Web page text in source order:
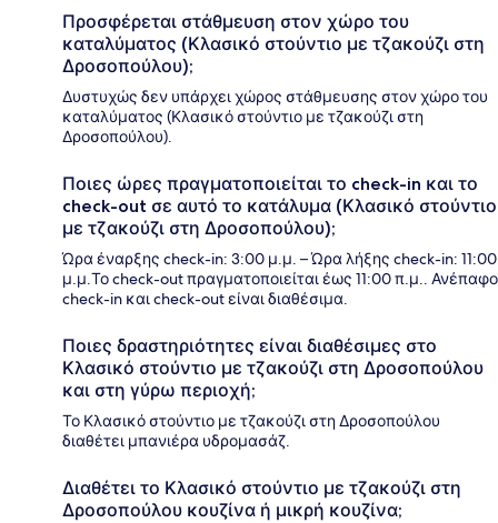
Προσφέρεται στάθμευση στον χώρο του
καταλύματος (Κλασικό στούντιο με τζακούζι στη
Δροσοπούλου);
Δυστυχώς δεν υπάρχει χώρος στάθμευσης στον χώρο του
καταλύματος (Κλασικό στούντιο με τζακούζι στη
Δροσοπούλου).
Ποιες ώρες πραγματοποιείται το check-in και το
check-out σε αυτό το κατάλυμα (Κλασικό στούντιο
με τζακούζι στη Δροσοπούλου);
Ώρα έναρξης check-in: 3:00 μ.μ. – Ώρα λήξης check-in: 11:00
μ.μ.Το check-out πραγματοποιείται έως 11:00 π.μ.. Ανέπαφο
check-in και check-out είναι διαθέσιμα.
Ποιες δραστηριότητες είναι διαθέσιμες στο
Κλασικό στούντιο με τζακούζι στη Δροσοπούλου
και στη γύρω περιοχή;
Το Κλασικό στούντιο με τζακούζι στη Δροσοπούλου
διαθέτει μπανιέρα υδρομασάζ.
Διαθέτει το Κλασικό στούντιο με τζακούζι στη
Δροσοπούλου κουζίνα ή μικρή κουζίνα;